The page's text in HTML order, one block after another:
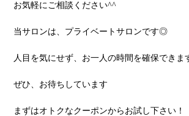
お気軽にご相談ください^^
当サロンは、プライベートサロンです◎
人目を気にせず、お一人の時間を確保できま
ぜひ、お待ちしています
まずはオトクなクーポンからお試し下さい ！